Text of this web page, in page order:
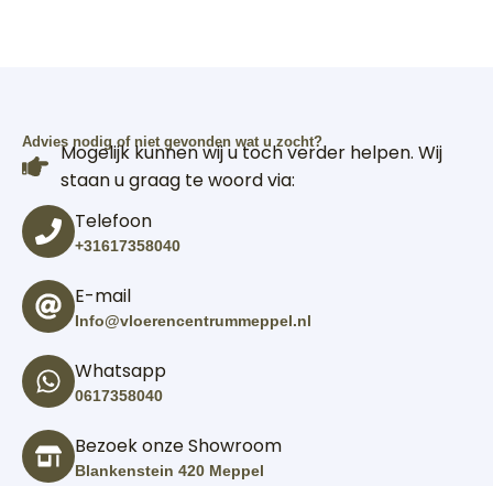
Advies nodig of niet gevonden wat u zocht?
Mogelijk kunnen wij u toch verder helpen. Wij
staan u graag te woord via:
Telefoon
+31617358040
E-mail
Info@vloerencentrummeppel.nl
Whatsapp
0617358040
Bezoek onze Showroom
Blankenstein 420 Meppel